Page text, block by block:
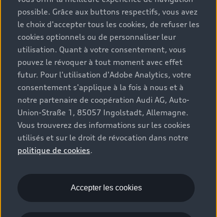
A5 Berline
Comparer
Consommation mixte : 7,8–4,7 l/100 km
Émissions de CO₂ en
cycle mixte
possible. Grâce aux buttons respectifs, vous avez
le choix d'accepter tous les cookies, de refuser les
cookies optionnels ou de personnaliser leur
utilisation. Quant à votre consentement, vous
pouvez le révoquer à tout moment avec effet
futur. Pour l'utilisation d'Adobe Analytics, votre
consentement s'applique à la fois à nous et à
notre partenaire de coopération Audi AG, Auto-
Union-Straße 1, 85057 Ingolstadt, Allemagne.
Vous trouverez des informations sur les cookies
utilisés et sur le droit de révocation dans notre
politique de cookies.
Accepter les cookies